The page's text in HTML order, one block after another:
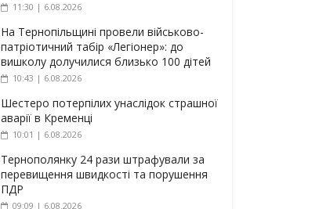
11:30 | 6.08.2026
На Тернопільщині провели військово-
патріотичний табір «Легіонер»: до
вишколу долучилися близько 100 дітей
10:43 | 6.08.2026
Шестеро потерпілих унаслідок страшної
аварії в Кременці
10:01 | 6.08.2026
Тернополянку 24 рази штрафували за
перевищення швидкості та порушення
ПДР
09:09 | 6.08.2026